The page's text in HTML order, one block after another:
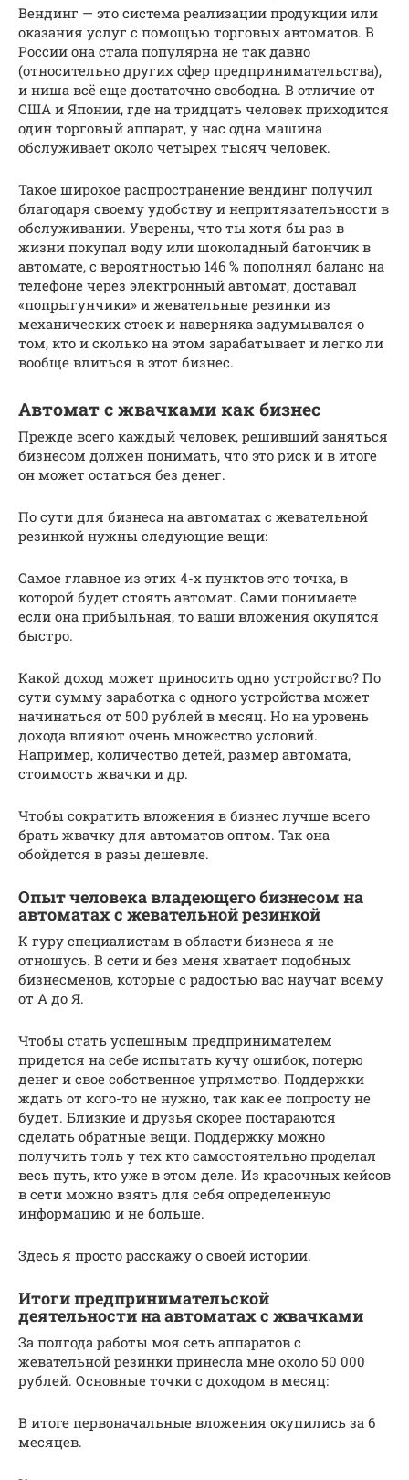
Вендинг — это система реализации продукции или
оказания услуг с помощью торговых автоматов. В
России она стала популярна не так давно
(относительно других сфер предпринимательства),
и ниша всё еще достаточно свободна. В отличие от
США и Японии, где на тридцать человек приходится
один торговый аппарат, у нас одна машина
обслуживает около четырех тысяч человек.
Такое широкое распространение вендинг получил
благодаря своему удобству и непритязательности в
обслуживании. Уверены, что ты хотя бы раз в
жизни покупал воду или шоколадный батончик в
автомате, с вероятностью 146 % пополнял баланс на
телефоне через электронный автомат, доставал
«попрыгунчики» и жевательные резинки из
механических стоек и наверняка задумывался о
том, кто и сколько на этом зарабатывает и легко ли
вообще влиться в этот бизнес.
Автомат с жвачками как бизнес
Прежде всего каждый человек, решивший заняться
бизнесом должен понимать, что это риск и в итоге
он может остаться без денег.
По сути для бизнеса на автоматах с жевательной
резинкой нужны следующие вещи:
Самое главное из этих 4-х пунктов это точка, в
которой будет стоять автомат. Сами понимаете
если она прибыльная, то ваши вложения окупятся
быстро.
Какой доход может приносить одно устройство? По
сути сумму заработка с одного устройства может
начинаться от 500 рублей в месяц. Но на уровень
дохода влияют очень множество условий.
Например, количество детей, размер автомата,
стоимость жвачки и др.
Чтобы сократить вложения в бизнес лучше всего
брать жвачку для автоматов оптом. Так она
обойдется в разы дешевле.
Опыт человека владеющего бизнесом на
автоматах с жевательной резинкой
К гуру специалистам в области бизнеса я не
отношусь. В сети и без меня хватает подобных
бизнесменов, которые с радостью вас научат всему
от А до Я.
Чтобы стать успешным предпринимателем
придется на себе испытать кучу ошибок, потерю
денег и свое собственное упрямство. Поддержки
ждать от кого-то не нужно, так как ее попросту не
будет. Близкие и друзья скорее постараются
сделать обратные вещи. Поддержку можно
получить толь у тех кто самостоятельно проделал
весь путь, кто уже в этом деле. Из красочных кейсов
в сети можно взять для себя определенную
информацию и не больше.
Здесь я просто расскажу о своей истории.
Итоги предпринимательской
деятельности на автоматах с жвачками
За полгода работы моя сеть аппаратов с
жевательной резинки принесла мне около 50 000
рублей. Основные точки с доходом в месяц:
В итоге первоначальные вложения окупились за 6
месяцев.